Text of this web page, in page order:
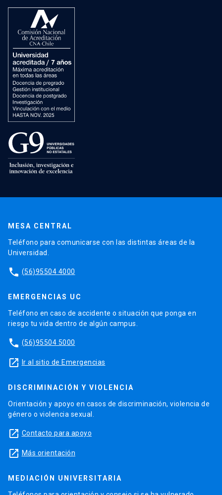
MESA CENTRAL
Teléfono para comunicarse con las distintas áreas de la
Universidad.
phone (56)95504 4000
EMERGENCIAS UC
Teléfono en caso de accidente o situación que ponga en
riesgo tu vida dentro de algún campus.
phone (56)95504 5000
launch Ir al sitio de Emergencias
DISCRIMINACIÓN Y VIOLENCIA
Orientación y apoyo en casos de discriminación, violencia de
género o violencia sexual.
launch Contacto para apoyo
launch Más orientación
MEDIACIÓN UNIVERSITARIA